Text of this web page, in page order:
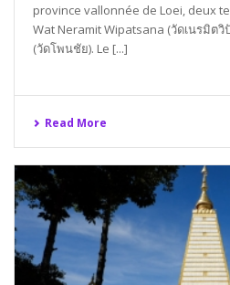
province vallonnée de Loei, deux
Wat Neramit Wipatsana (วัดเนรมิตวิ
(วัดโพนชัย). Le [...]
Read More